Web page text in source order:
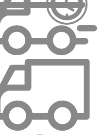
เก็บของ ตู้โชว์ไม้
กสารไม้สูงสำหรับการใช้งาน
นิเจอร์สำหรับการตกแต่งบ้าน
ลากหลายสไตล์ และอยู่ใน
ระเภทของตู้ไม้แต่ละประเภทได้
วจสอบสินค้าและราคาได้ที่หน้า
และง่ายดาย สามารถเข้ามาช้อป
มบริการจัดส่งสินค้าถึงมือ
บริการจากทีมงานมืออาชีพ
มเติมได้ที่HomePro Call